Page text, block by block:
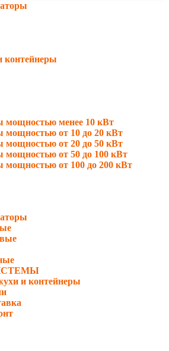
контейнеры
мощностью менее 10 кВт
мощностью от 10 до 20 кВт
мощностью от 20 до 50 кВт
мощностью от 50 до 100 кВт
мощностью от 100 до 200 кВт
и контейнеры